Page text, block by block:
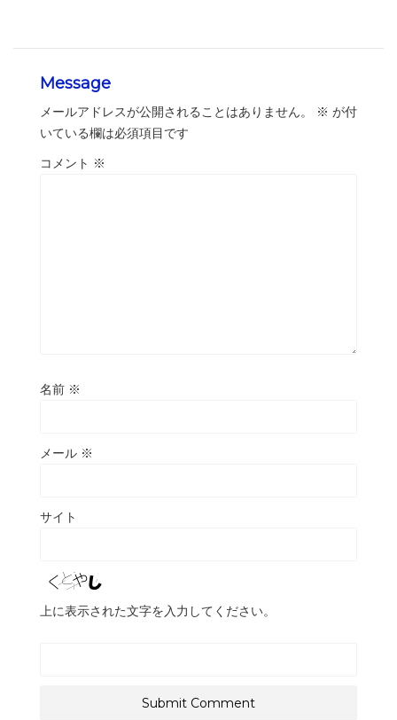
Message
メールアドレスが公開されることはありません。 ※ が付
いている欄は必須項目です
コメント ※
名前 ※
メール ※
サイト
上に表示された文字を入力してください。